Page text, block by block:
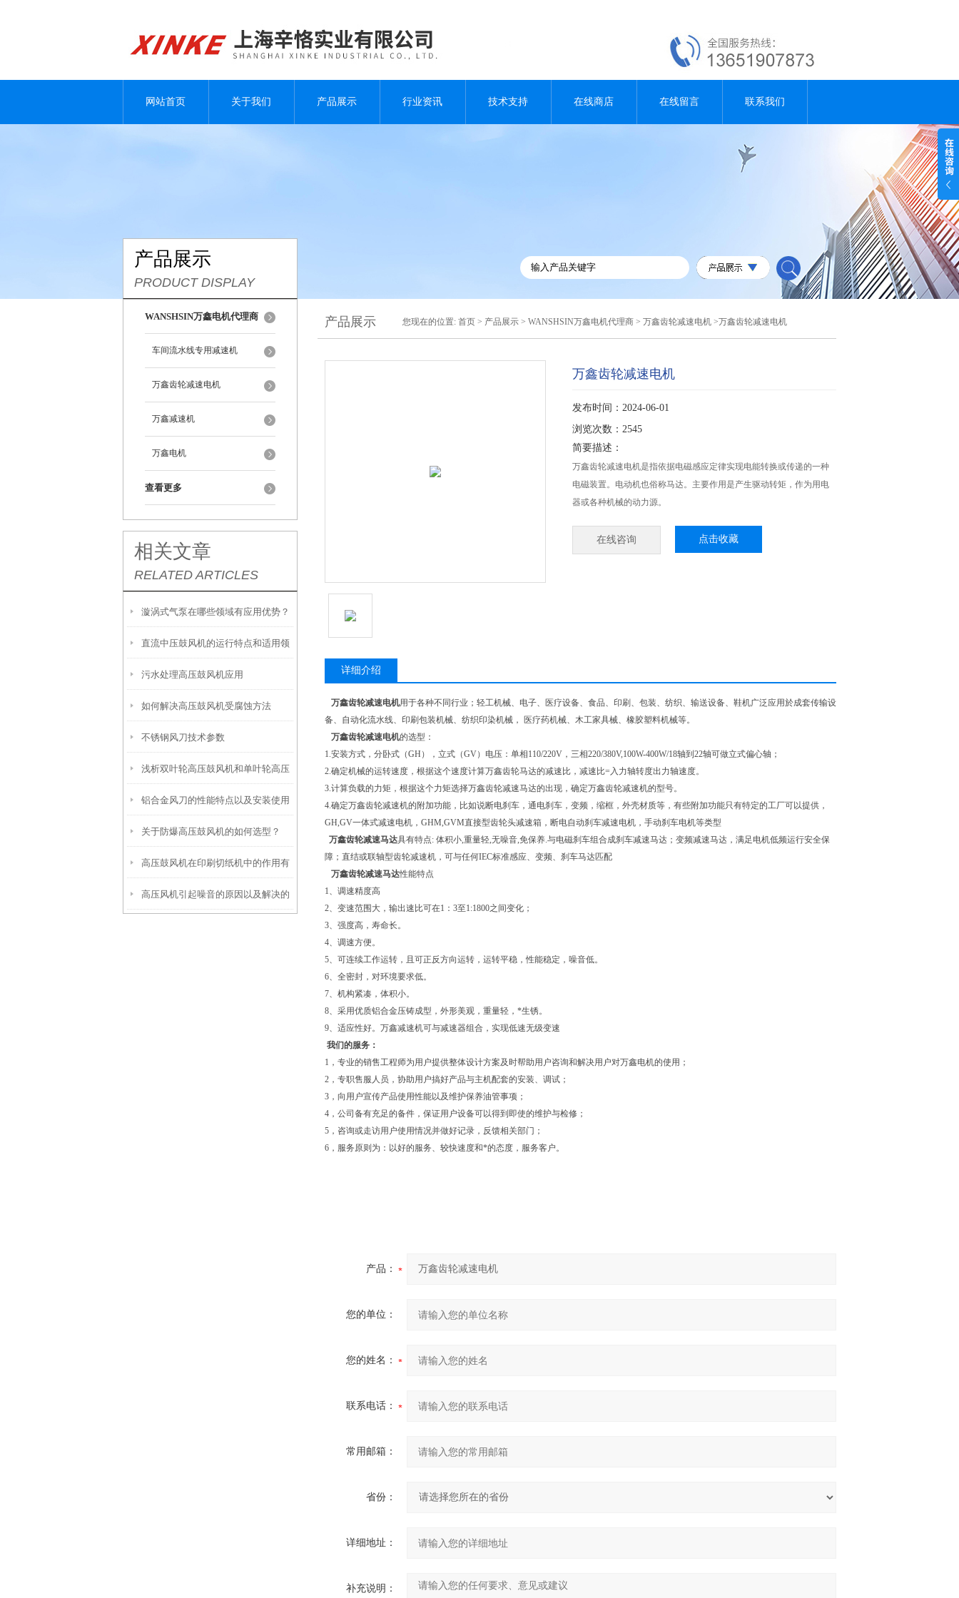
网站首页 关于我们 产品展示 行业资讯 技术支持 在线商店 在线留言 联系我们
产品展示
PRODUCT DISPLAY
WANSHSIN万鑫电机代理商
车间流水线专用减速机
万鑫齿轮减速电机
万鑫减速机
万鑫电机
查看更多
相关文章
RELATED ARTICLES
漩涡式气泵在哪些领域有应用优势？
直流中压鼓风机的运行特点和适用领
域
污水处理高压鼓风机应用
如何解决高压鼓风机受腐蚀方法
不锈钢风刀技术参数
浅析双叶轮高压鼓风机和单叶轮高压
鼓风机的区别
铝合金风刀的性能特点以及安装使用
关于防爆高压鼓风机的如何选型？
高压鼓风机在印刷切纸机中的作用有
哪些？
高压风机引起噪音的原因以及解决的
产品展示 您现在的位置: 首页 > 产品展示 > WANSHSIN万鑫电机代理商 > 万鑫齿轮减速电机 >万鑫齿轮减速电机
万鑫齿轮减速电机
发布时间：2024-06-01
浏览次数：2545
简要描述：
万鑫齿轮减速电机是指依据电磁感应定律实现电能转换或传递的一种
电磁装置。电动机也俗称马达。主要作用是产生驱动转矩，作为用电
器或各种机械的动力源。
在线咨询 点击收藏
详细介绍
万鑫齿轮减速电机用于各种不同行业；轻工机械、电子、医疗设备、食品、印刷、包装、纺织、输送设备、鞋机广泛应用於成套传输设
备、自动化流水线、印刷包装机械、纺织印染机械， 医疗药机械、木工家具械、橡胶塑料机械等。
万鑫齿轮减速电机的选型：
1.安装方式，分卧式（GH），立式（GV）电压：单相110/220V，三相220/380V,100W-400W/18轴到22轴可做立式偏心轴；
2.确定机械的运转速度，根据这个速度计算万鑫齿轮马达的减速比，减速比=入力轴转度出力轴速度。
3.计算负载的力矩，根据这个力矩选择万鑫齿轮减速马达的出现，确定万鑫齿轮减速机的型号。
4.确定万鑫齿轮减速机的附加功能，比如说断电刹车，通电刹车，变频，缩框，外壳材质等，有些附加功能只有特定的工厂可以提供，
GH,GV一体式减速电机，GHM,GVM直接型齿轮头减速箱，断电自动刹车减速电机，手动刹车电机等类型
万鑫齿轮减速马达具有特点: 体积小,重量轻,无噪音,免保养.与电磁刹车组合成刹车减速马达；变频减速马达，满足电机低频运行安全保
障；直结或联轴型齿轮减速机，可与任何IEC标准感应、变频、刹车马达匹配
万鑫齿轮减速马达性能特点
1、调速精度高
2、变速范围大，输出速比可在1：3至1:1800之间变化；
3、强度高，寿命长。
4、调速方便。
5、可连续工作运转，且可正反方向运转，运转平稳，性能稳定，噪音低。
6、全密封，对环境要求低。
7、机构紧凑，体积小。
8、采用优质铝合金压铸成型，外形美观，重量轻，*生锈。
9、适应性好。万鑫减速机可与减速器组合，实现低速无级变速
我们的服务：
1，专业的销售工程师为用户提供整体设计方案及时帮助用户咨询和解决用户对万鑫电机的使用；
2，专职售服人员，协助用户搞好产品与主机配套的安装、调试；
3，向用户宣传产品使用性能以及维护保养油管事项；
4，公司备有充足的备件，保证用户设备可以得到即使的维护与检修；
5，咨询或走访用户使用情况并做好记录，反馈相关部门；
6，服务原则为：以好的服务、较快速度和*的态度，服务客户。
产品：
您的单位：
您的姓名：
联系电话：
常用邮箱：
省份：
详细地址：
补充说明：